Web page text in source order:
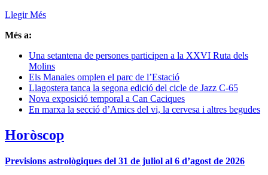
Llegir Més
Més a:
Una setantena de persones participen a la XXVI Ruta dels
Molins
Els Manaies omplen el parc de l’Estació
Llagostera tanca la segona edició del cicle de Jazz C-65
Nova exposició temporal a Can Caciques
En marxa la secció d’Amics del vi, la cervesa i altres begudes
Horòscop
Previsions astrològiques del 31 de juliol al 6 d’agost de 2026